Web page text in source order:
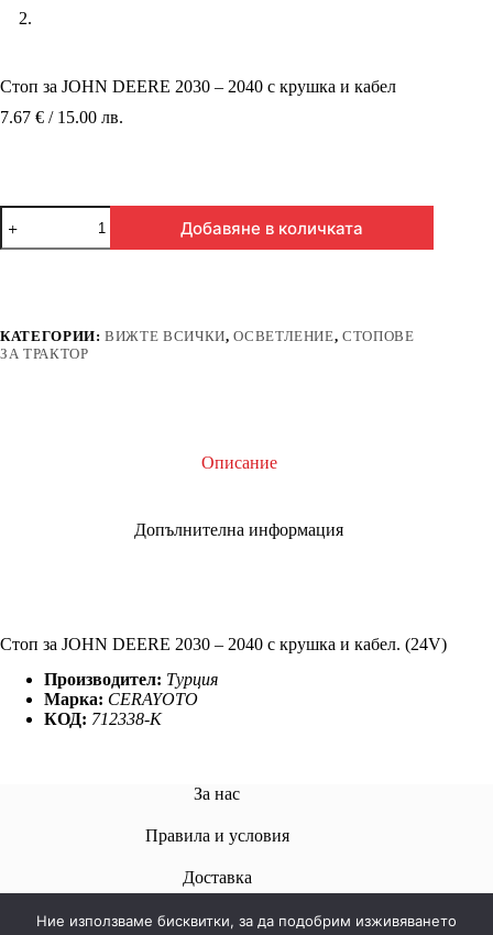
Стоп за JOHN DEERE 2030 – 2040 с крушка и кабел
7.67 € / 15.00 лв.
количество
за
Стоп
-
2040
Добавяне в количката
КАТЕГОРИИ:ВИЖТЕ ВСИЧКИ,ОСВЕТЛЕНИЕ,СТОПОВЕ
ЗА ТРАКТОР
Описание
Допълнителна информация
Стоп за JOHN DEERE 2030 – 2040 с крушка и кабел. (24V)
Производител: Турция
Марка: CERAYOTO
КОД: 712338-K
За нас
Правила и условия
Доставкa
Ние използваме бисквитки, за да подобрим изживяването